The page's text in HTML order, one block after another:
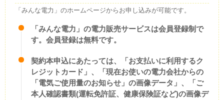
「みんな電力」のホームページからお申し込みが可能です。
「みんな電力」の電力販売サービスは会員登録制で
す。会員登録は無料です。
契約本申込にあたっては、「お支払いに利用するク
レジットカード」、「現在お使いの電力会社からの
「電気ご使用量のお知らせ」の画像データ」、「ご
本人確認書類(運転免許証、健康保険証など)の画像デ